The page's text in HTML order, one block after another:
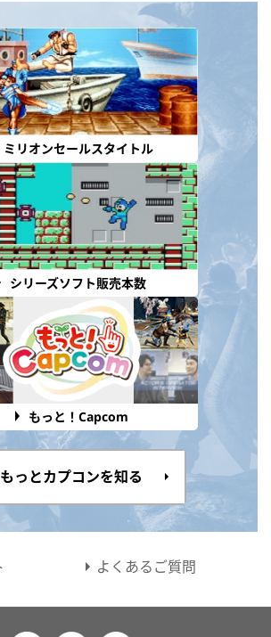
ミリオンセールスタイトル
シリーズソフト販売本数
もっと！Capcom
もっとカプコンを知る
よくあるご質問